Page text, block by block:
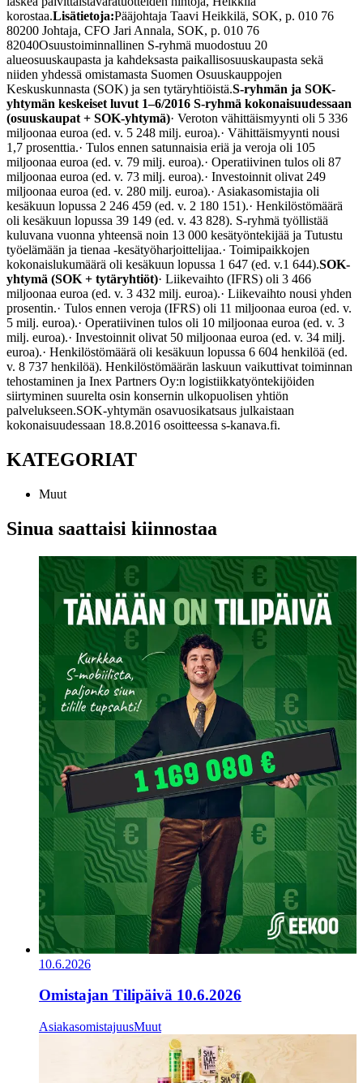
korostaa.Lisätietoja:Pääjohtaja Taavi Heikkilä, SOK, p. 010 76
80200 Johtaja, CFO Jari Annala, SOK, p. 010 76
82040Osuustoiminnallinen S-ryhmä muodostuu 20
alueosuuskaupasta ja kahdeksasta paikallisosuuskaupasta sekä
niiden yhdessä omistamasta Suomen Osuuskauppojen
Keskuskunnasta (SOK) ja sen tytäryhtiöistä.S-ryhmän ja SOK-
yhtymän keskeiset luvut 1–6/2016 S-ryhmä kokonaisuudessaan
(osuuskaupat + SOK-yhtymä)· Veroton vähittäismyynti oli 5 336
miljoonaa euroa (ed. v. 5 248 milj. euroa).· Vähittäismyynti nousi
1,7 prosenttia.· Tulos ennen satunnaisia eriä ja veroja oli 105
miljoonaa euroa (ed. v. 79 milj. euroa).· Operatiivinen tulos oli 87
miljoonaa euroa (ed. v. 73 milj. euroa).· Investoinnit olivat 249
miljoonaa euroa (ed. v. 280 milj. euroa).· Asiakasomistajia oli
kesäkuun lopussa 2 246 459 (ed. v. 2 180 151).· Henkilöstömäärä
oli kesäkuun lopussa 39 149 (ed. v. 43 828). S-ryhmä työllistää
kuluvana vuonna yhteensä noin 13 000 kesätyöntekijää ja Tutustu
työelämään ja tienaa -kesätyöharjoittelijaa.· Toimipaikkojen
kokonaislukumäärä oli kesäkuun lopussa 1 647 (ed. v.1 644).SOK-
yhtymä (SOK + tytäryhtiöt)· Liikevaihto (IFRS) oli 3 466
miljoonaa euroa (ed. v. 3 432 milj. euroa).· Liikevaihto nousi yhden
prosentin.· Tulos ennen veroja (IFRS) oli 11 miljoonaa euroa (ed. v.
5 milj. euroa).· Operatiivinen tulos oli 10 miljoonaa euroa (ed. v. 3
milj. euroa).· Investoinnit olivat 50 miljoonaa euroa (ed. v. 34 milj.
euroa).· Henkilöstömäärä oli kesäkuun lopussa 6 604 henkilöä (ed.
v. 8 737 henkilöä). Henkilöstömäärän laskuun vaikuttivat toiminnan
tehostaminen ja Inex Partners Oy:n logistiikkatyöntekijöiden
siirtyminen suurelta osin konsernin ulkopuolisen yhtiön
palvelukseen.SOK-yhtymän osavuosikatsaus julkaistaan
kokonaisuudessaan 18.8.2016 osoitteessa s-kanava.fi.
KATEGORIAT
Muut
Sinua saattaisi kiinnostaa
10.6.2026
Omistajan Tilipäivä 10.6.2026
AsiakasomistajuusMuut